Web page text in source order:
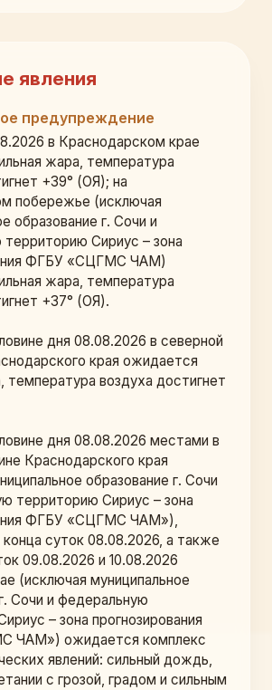
явления
предупреждение
в Краснодарском крае
жара, температура
+39° (ОЯ); на
побережье (исключая
образование г. Сочи и
Сириус – зона
ФГБУ «СЦГМС ЧАМ)
жара, температура
+37° (ОЯ).
дня 08.08.2026 в северной
края ожидается
температура воздуха достигнет
дня 08.08.2026 местами в
Краснодарского края
образование г. Сочи
территорию Сириус – зона
ФГБУ «СЦГМС ЧАМ»),
суток 08.08.2026, а также
09.08.2026 и 10.08.2026
(исключая муниципальное
Сочи и федеральную
– зона прогнозирования
ЧАМ») ожидается комплекс
явлений: сильный дождь,
с грозой, градом и сильным